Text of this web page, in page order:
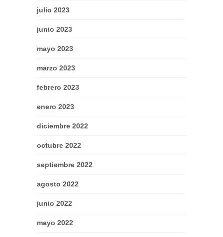
julio 2023
junio 2023
mayo 2023
marzo 2023
febrero 2023
enero 2023
diciembre 2022
octubre 2022
septiembre 2022
agosto 2022
junio 2022
mayo 2022